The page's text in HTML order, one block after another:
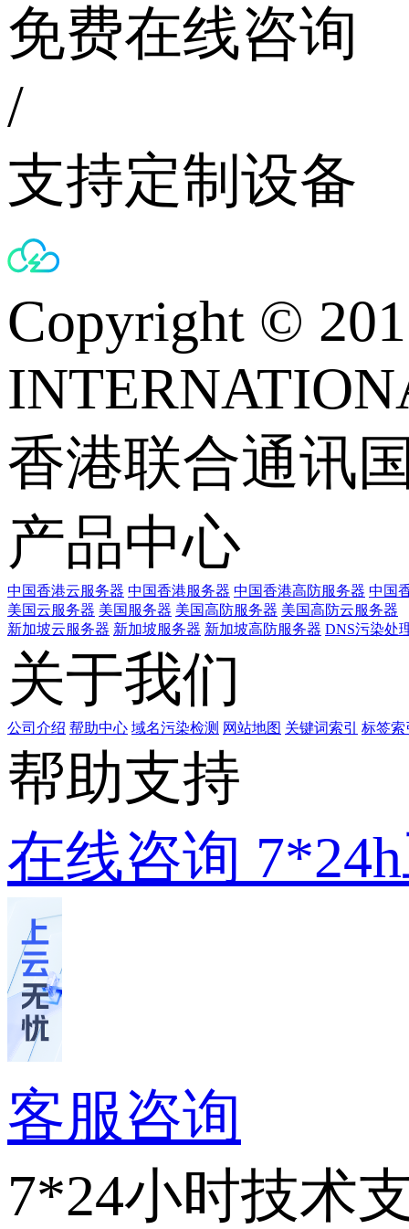
免费在线咨询
/
支持定制设备
Copyright ©
香港联合通讯
产品中心
中国香港云服务器 中国香港服务器 中国香港高防服务器 中国
美国云服务器 美国服务器 美国高防服务器 美国高防云服务器
新加坡云服务器 新加坡服务器 新加坡高防服务器 DNS污染处
关于我们
公司介绍 帮助中心 域名污染检测 网站地图 关键词索引 标签索
帮助支持
在线咨询
客服咨询
7*24小时技术